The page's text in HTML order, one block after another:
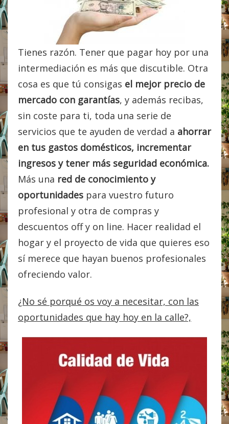
Tienes razón. Tener que pagar hoy por una
intermediación es más que discutible. Otra
cosa es que tú consigas el mejor precio de
mercado con garantías, y además recibas,
sin coste para ti, toda una serie de
servicios que te ayuden de verdad a ahorrar
en tus gastos domésticos, incrementar
ingresos y tener más seguridad económica.
Más una red de conocimiento y
oportunidades para vuestro futuro
profesional y otra de compras y
descuentos off y on line. Hacer realidad el
hogar y el proyecto de vida que quieres eso
sí merece que hayan buenos profesionales
ofreciendo valor.
¿No sé porqué os voy a necesitar, con las
oportunidades que hay hoy en la calle?,